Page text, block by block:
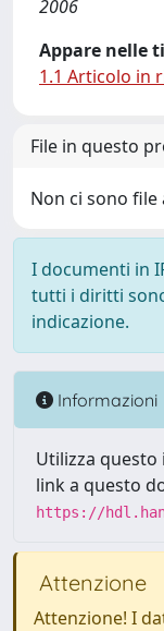
2006
Appare nelle
1.1 Articolo in
File in questo
Non ci sono
I documenti in
tutti i diritti
indicazione.
Informazioni
Utilizza
link a questo
https://
Attenzione
Attenzione! I